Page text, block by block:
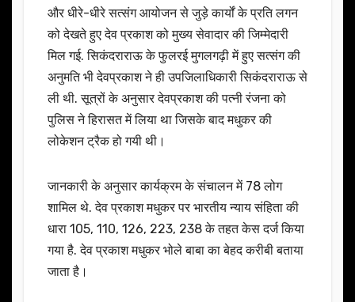
और धीरे-धीरे सत्संग आयोजन से जुड़े कार्यों के प्रति लगन
को देखते हुए देव प्रकाश को मुख्य सेवादार की जिम्मेदारी
मिल गई. सिकंदराराऊ के फुलरई मुगलगढ़ी में हुए सत्संग की
अनुमति भी देवप्रकाश ने ही उपजिलाधिकारी सिकंदराराऊ से
ली थी. सूत्रों के अनुसार देवप्रकाश की पत्नी रंजना को
पुलिस ने हिरासत में लिया था जिसके बाद मधुकर की
लोकेशन ट्रैक हो गयी थी।
जानकारी के अनुसार कार्यक्रम के संचालन में 78 लोग
शामिल थे. देव प्रकाश मधुकर पर भारतीय न्याय संहिता की
धारा 105, 110, 126, 223, 238 के तहत केस दर्ज किया
गया है. देव प्रकाश मधुकर भोले बाबा का बेहद करीबी बताया
जाता है।